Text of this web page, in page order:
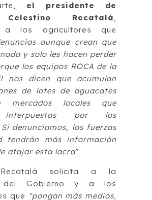
el presidente de
Celestino Recatalá,
a los agricultores que
aunque crean que
y solo les hacen perder
los equipos ROCA de la
nos dicen que acumulan
de lotes de aguacates
mercados locales que
interpuestas por los
denunciamos, las fuerzas
tendrán más información
atajar esta lacra”.
Recatalá solicita a la
del Gobierno y a los
que “pongan más medios,